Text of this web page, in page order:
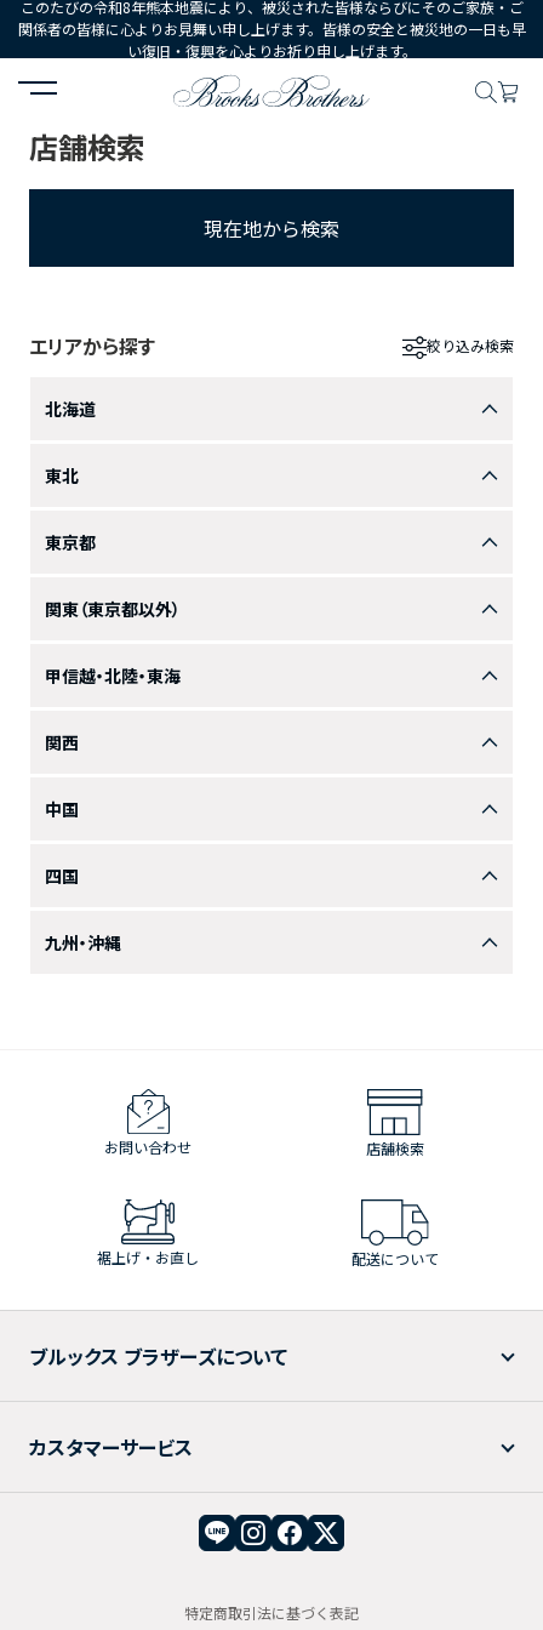
このたびの令和8年熊本地震により、被災された皆様ならびにそのご家族・ご
関係者の皆様に心よりお見舞い申し上げます。皆様の安全と被災地の一日も早
い復旧・復興を心よりお祈り申し上げます。
HOME
店舗検索
現在地から検索
エリアから探す 絞り込み検索
北海道
東北
東京都
関東（東京都以外）
甲信越・北陸・東海
関西
中国
四国
九州・沖縄
お問い合わせ 店舗検索
裾上げ・お直し 配送について
ブルックス ブラザーズについて
カスタマーサービス
特定商取引法に基づく表記